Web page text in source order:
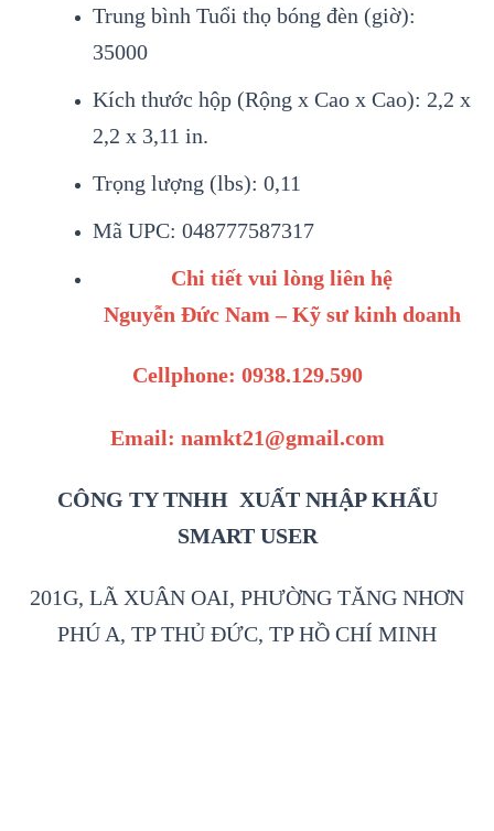
Trung bình Tuổi thọ bóng đèn (giờ):
35000
Kích thước hộp (Rộng x Cao x Cao): 2,2 x
2,2 x 3,11 in.
Trọng lượng (lbs): 0,11
Mã UPC: 048777587317
Chi tiết vui lòng liên hệ
Nguyễn Đức Nam – Kỹ sư kinh doanh
Cellphone: 0938.129.590
Email: namkt21@gmail.com
CÔNG TY TNHH XUẤT NHẬP KHẨU
SMART USER
201G, LÃ XUÂN OAI, PHƯỜNG TĂNG NHƠN
PHÚ A, TP THỦ ĐỨC, TP HỒ CHÍ MINH